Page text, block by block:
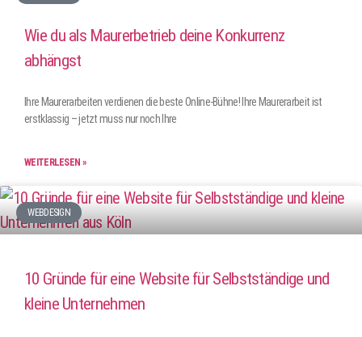
Wie du als Maurerbetrieb deine Konkurrenz
abhängst
Ihre Maurerarbeiten verdienen die beste Online-Bühne! Ihre Maurerarbeit ist
erstklassig – jetzt muss nur noch Ihre
WEITERLESEN »
WEBDESIGN
10 Gründe für eine Website für Selbstständige und
kleine Unternehmen